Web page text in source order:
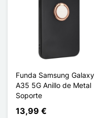
Funda Samsung Galaxy
A35 5G Anillo de Metal
Soporte
13,99 €